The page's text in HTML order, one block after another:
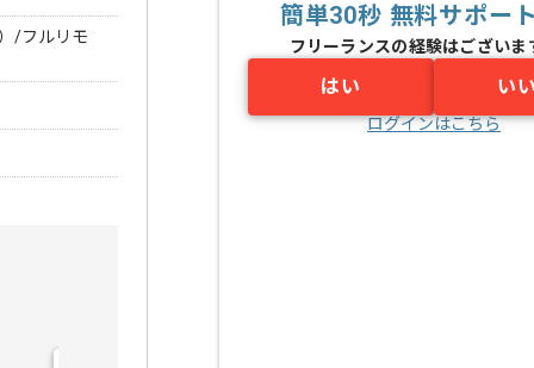
/フルリモ
簡単30秒 無料サポー
フリーランスの経験はございま
はい い
ログインはこちら